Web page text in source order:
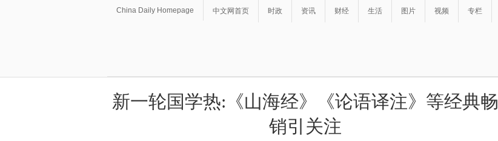
China Daily Homepage 中文网首页 时政 资讯 财经 生活 图片 视频 专栏
新一轮国学热:《山海经》《论语译注》等经典畅
销引关注